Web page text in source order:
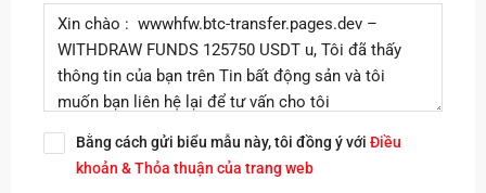
Bằng cách gửi biểu mẫu này, tôi đồng ý với Điều
khoản & Thỏa thuận của trang web